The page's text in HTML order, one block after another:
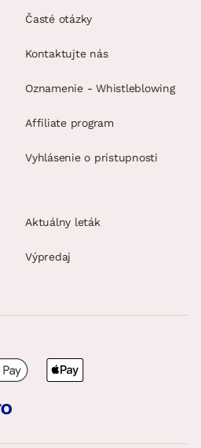
Časté otázky
Kontaktujte nás
Oznamenie - Whistleblowing
Affiliate program
Vyhlásenie o prístupnosti
Aktuálny leták
Výpredaj